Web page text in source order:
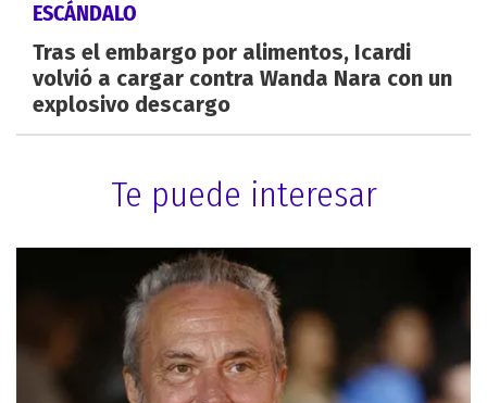
ESCÁNDALO
Tras el embargo por alimentos, Icardi
volvió a cargar contra Wanda Nara con un
explosivo descargo
Te puede interesar